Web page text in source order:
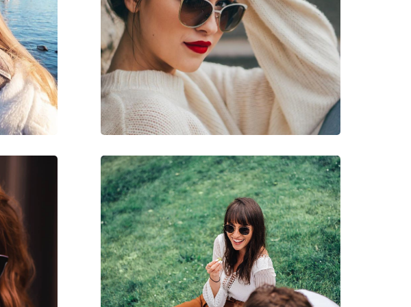
140 mm
140 mm
13 mm
89 γρ
Όχι
Όχι
Όχι
Ναι
Ανδρικά
Γυαλιά Ηλίου Επώνυμες Μάρκες
Armani Exchange
Μόδα